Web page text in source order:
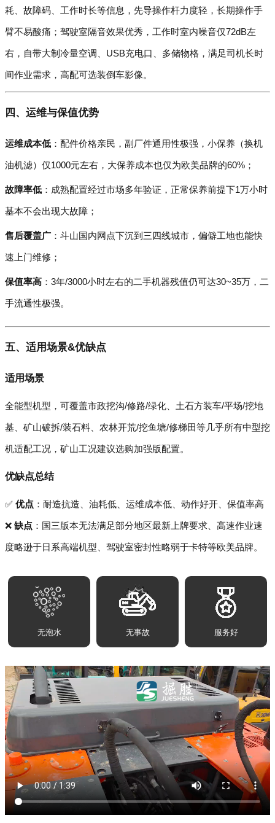
耗、故障码、工作时长等信息，先导操作杆力度轻，长期操作手
臂不易酸痛；驾驶室隔音效果优秀，工作时室内噪音仅72dB左
右，自带大制冷量空调、USB充电口、多储物格，满足司机长时
间作业需求，高配可选装倒车影像。
四、运维与保值优势
运维成本低 ：配件价格亲民，副厂件通用性极强，小保养（换机
油机滤）仅1000元左右，大保养成本也仅为欧美品牌的60%；
故障率低 ：成熟配置经过市场多年验证，正常保养前提下1万小时
基本不会出现大故障；
售后覆盖广 ：斗山国内网点下沉到三四线城市，偏僻工地也能快
速上门维修；
保值率高 ：3年/3000小时左右的二手机器残值仍可达30~35万，二
手流通性极强。
五、适用场景&优缺点
适用场景
全能型机型，可覆盖市政挖沟/修路/绿化、土石方装车/平场/挖地
基、矿山破拆/装石料、农林开荒/挖鱼塘/修梯田等几乎所有中型挖
机适配工况，矿山工况建议选购加强版配置。
优缺点总结
✅ 优点 ：耐造抗造、油耗低、运维成本低、动作好开、保值率高
❌ 缺点 ：国三版本无法满足部分地区最新上牌要求、高速作业速
度略逊于日系高端机型、驾驶室密封性略弱于卡特等欧美品牌。
无泡水 无事故 服务好